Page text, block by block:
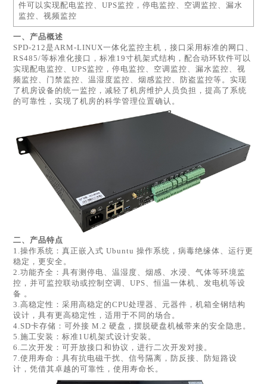
件可以实现配电监控、UPS监控，停电监控、空调监控、漏水
监控、视频监控
一、 产品概述
SPD-212是ARM-LINUX一体化监控主机，接口采用标准的网口、
RS485/等标准化接口，标准19寸机架式结构，配合动环软件可以
实现配电监控、UPS监控，停电监控、空调监控、漏水监控、视
频监控、门禁监控、温湿度监控、烟感监控、防盗监控等。实现
了机房设备的统一监控，减轻了机房维护人员负担，提高了系统
的可靠性，实现了机房的科学管理位置确认。
二、产品特点
1.操作系统：真正嵌入式 Ubuntu 操作系统，病毒绝缘体、运行更
稳定，更安全。
2.功能齐全：具有测停电、温湿度、烟感、水浸、气体等环境监
控，并可监控联动或控制空调、UPS、恒温一体机、发电机等设
备 。
3.高稳定性：采用高稳定的CPU处理器、元器件，机箱全钢结构
设计，具有更高稳定性，适用于不同的场合。
4.SD卡存储：可外接 M.2 硬盘，摆脱硬盘机械带来的安全隐患。
5.施工安装：标准1U机架式设计安装。
6.二次开发：可开放接口和协议，进行二次开发对接。
7.使用寿命：具有抗电磁干扰、信号隔离，防反接、防短路设
计，凭借其卓越的可靠性，使用寿命长。